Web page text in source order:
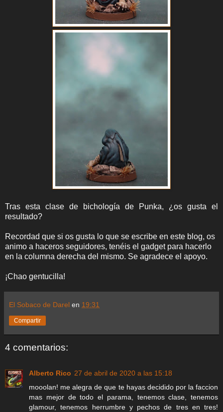
Tras esta clase de bichología de Punka, ¿os gusta el
resultado?
Recordad que si os gusta lo que se escribe en este blog, os
animo a haceros seguidores, tenéis el gadget para hacerlo
en la columna derecha del mismo. Se agradece el apoyo.
¡Chao gentucilla!
El Sobaco de Darel en 19:31
Compartir
4 comentarios:
Alberto Rico 27 de abril de 2020 a las 15:18
mooolan! me alegra de que te hayas decidido por la faccion
mas mejor de todo el parama, tenemos clase, tenemos
glamour, tenemos herrumbre y pechos de tres en tres!